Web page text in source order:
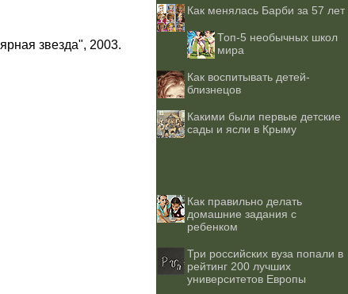
звезда", 2003.
Как менялась Барби за 57 лет
Топ-5 необычных школ
мира
Как воспитывать детей-
близнецов
Какими были первые детские
сады и ясли в Крыму
Как правильно делать
домашние задания с
ребенком
Три российских вуза попали в
рейтинг 200 лучших
университетов Европы